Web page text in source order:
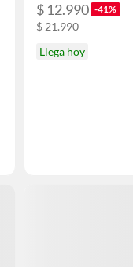
$ 12.990 -41%
$ 21.990
Llega hoy